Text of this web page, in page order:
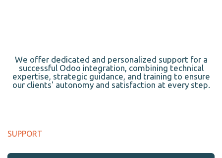
We offer dedicated and personalized support for a
successful Odoo integration, combining technical
expertise, strategic guidance, and training to ensure
our clients' autonomy and satisfaction at every step.
SUPPORT